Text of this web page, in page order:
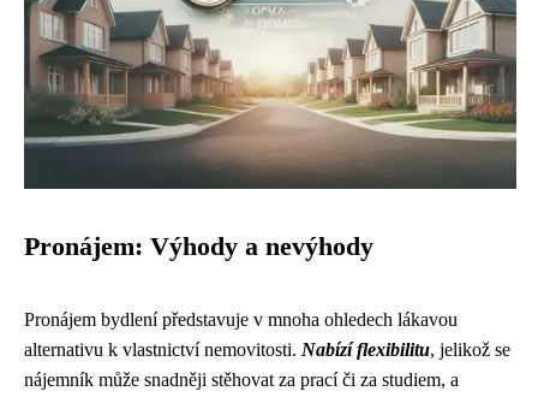
Pronájem: Výhody a nevýhody
Pronájem bydlení představuje v mnoha ohledech lákavou
alternativu k vlastnictví nemovitosti. Nabízí flexibilitu, jelikož se
nájemník může snadněji stěhovat za prací či za studiem, a